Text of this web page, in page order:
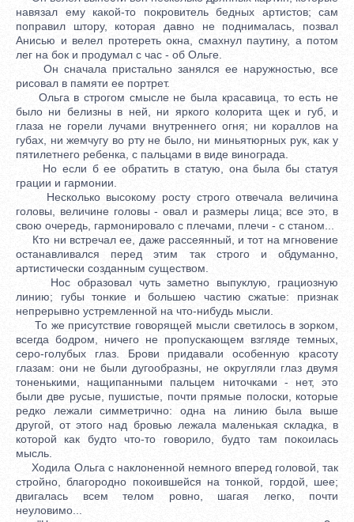
навязал ему какой-то покровитель бедных артистов; сам
поправил штору, которая давно не поднималась, позвал
Анисью и велел протереть окна, смахнул паутину, а потом
лег на бок и продумал с час - об Ольге.
Он сначала пристально занялся ее наружностью, все
рисовал в памяти ее портрет.
Ольга в строгом смысле не была красавица, то есть не
было ни белизны в ней, ни яркого колорита щек и губ, и
глаза не горели лучами внутреннего огня; ни кораллов на
губах, ни жемчугу во рту не было, ни миньятюрных рук, как у
пятилетнего ребенка, с пальцами в виде винограда.
Но если б ее обратить в статую, она была бы статуя
грации и гармонии.
Несколько высокому росту строго отвечала величина
головы, величине головы - овал и размеры лица; все это, в
свою очередь, гармонировало с плечами, плечи - с станом...
Кто ни встречал ее, даже рассеянный, и тот на мгновение
останавливался перед этим так строго и обдуманно,
артистически созданным существом.
Нос образовал чуть заметно выпуклую, грациозную
линию; губы тонкие и большею частию сжатые: признак
непрерывно устремленной на что-нибудь мысли.
То же присутствие говорящей мысли светилось в зорком,
всегда бодром, ничего не пропускающем взгляде темных,
серо-голубых глаз. Брови придавали особенную красоту
глазам: они не были дугообразны, не округляли глаз двумя
тоненькими, нащипанными пальцем ниточками - нет, это
были две русые, пушистые, почти прямые полоски, которые
редко лежали симметрично: одна на линию была выше
другой, от этого над бровью лежала маленькая складка, в
которой как будто что-то говорило, будто там покоилась
мысль.
Ходила Ольга с наклоненной немного вперед головой, так
стройно, благородно покоившейся на тонкой, гордой, шее;
двигалась всем телом ровно, шагая легко, почти
неуловимо...